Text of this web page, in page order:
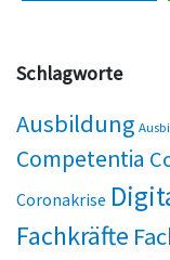
Schlagworte
Ausbildung
Competentia
Coronakrise
Fachkräfte